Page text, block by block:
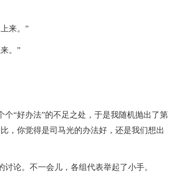
来。”
。”
“好办法”的不足之处，于是我随机抛出了第
，你觉得是司马光的办法好，还是我们想出
论。不一会儿，各组代表举起了小手。